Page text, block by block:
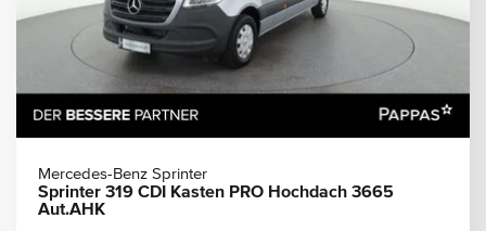
Mercedes-Benz Sprinter
Sprinter 319 CDI Kasten PRO Hochdach 3665
Aut.AHK